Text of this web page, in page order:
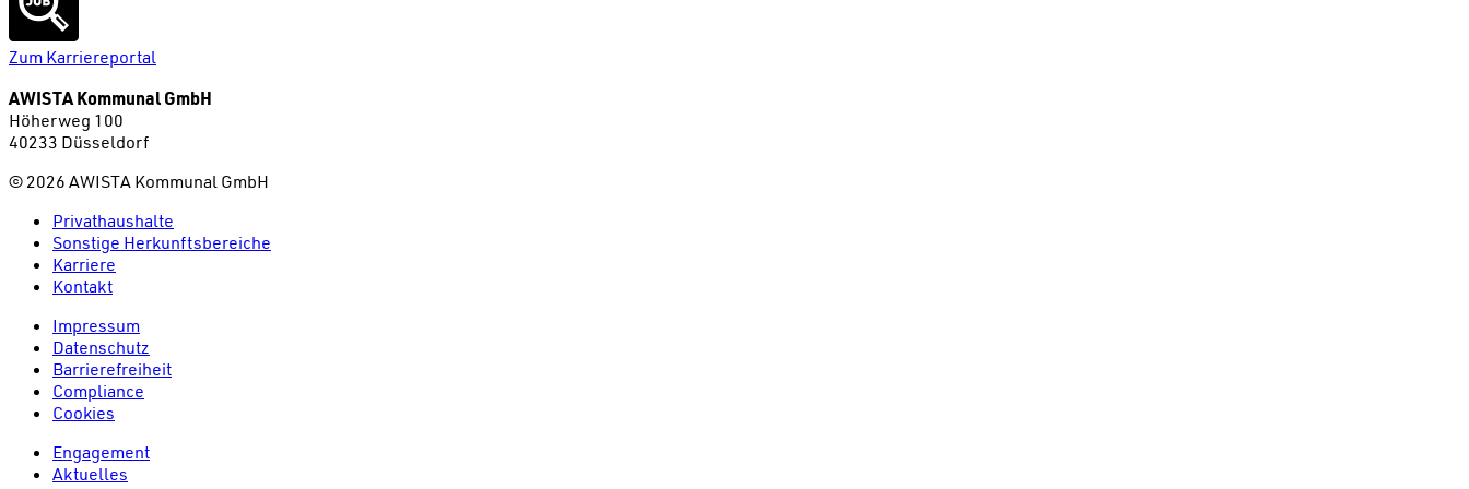
Zum Karriereportal
AWISTA Kommunal GmbH
Höherweg 100
40233 Düsseldorf
©2026 AWISTA Kommunal GmbH
Privathaushalte
Sonstige Herkunftsbereiche
Karriere
Kontakt
Impressum
Datenschutz
Barrierefreiheit
Compliance
Cookies
Engagement
Aktuelles